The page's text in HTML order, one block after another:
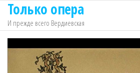
Перейти
содержимому
Только опера
И прежде всего Вердиевская